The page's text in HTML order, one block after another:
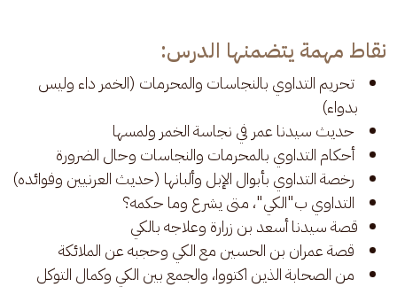
نقاط مهمة يتضمنها الدرس:
تحريم التداوي بالنجاسات والمحرمات (الخمر داء وليس
بدواء)
حديث سيدنا عمر في نجاسة الخمر ولمسها
أحكام التداوي بالمحرمات والنجاسات وحال الضرورة
رخصة التداوي بأبوال الإبل وألبانها (حديث العرنيين وفوائده)
التداوي ب"الكي"، متى يشرع وما حكمه؟
قصة سيدنا أسعد بن زرارة وعلاجه بالكي
قصة عمران بن الحسين مع الكي وحجبه عن الملائكة
من الصحابة الذين اكتووا، والجمع بين الكي وكمال التوكل